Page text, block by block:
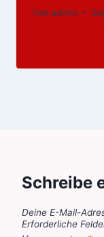
Von admin
Schreibe
Deine E-Mail-
Erforderliche